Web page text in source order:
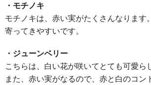
・モチノキ
モチノキは、赤い実がたくさんなります
寄ってきやすいです。
・ジューンベリー
こちらは、白い花が咲いてとても可愛ら
また、赤い実がなるので、赤と白のコン